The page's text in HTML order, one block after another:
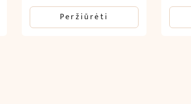
Peržiūrėti